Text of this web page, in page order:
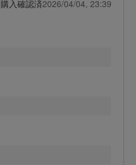
購入確認済2026/04/04, 23:39